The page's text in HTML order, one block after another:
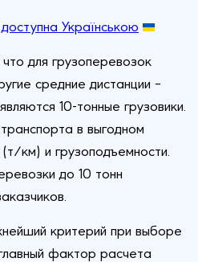
Українською
для грузоперевозок
средние дистанции –
10-тонные грузовики.
в выгодном
км) и грузоподъемности.
до 10 тонн
критерий при выборе
фактор расчета